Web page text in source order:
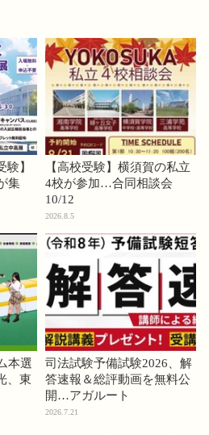
験】
集
【高校受験】横須賀の私立
4校が参加…合同相談会
10/12
2026.8.5
本選
、東
司法試験予備試験2026、解
答速報＆総評動画を無料公
開…アガルート
2026.7.21